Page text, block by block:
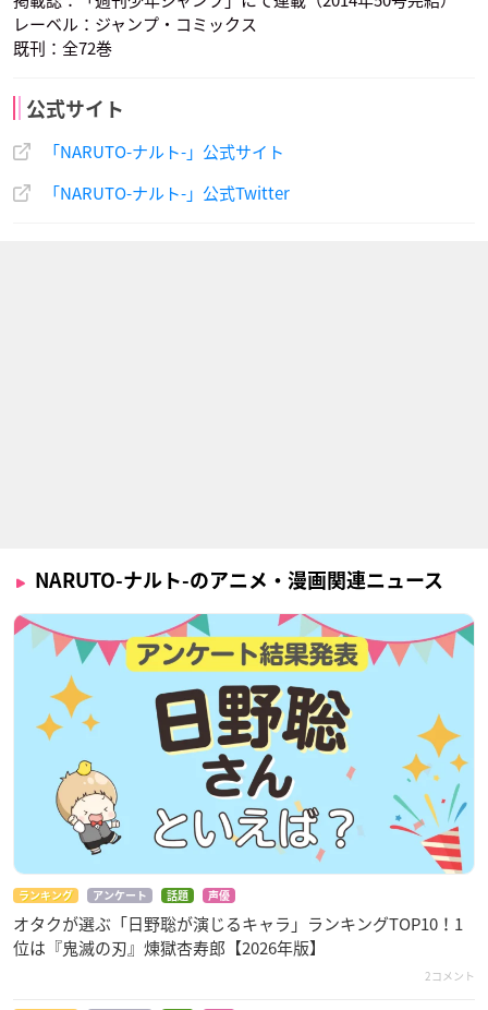
レーベル：ジャンプ・コミックス
既刊：全72巻
公式サイト
「NARUTO-ナルト-」公式サイト
「NARUTO-ナルト-」公式Twitter
NARUTO-ナルト-のアニメ・漫画関連ニュース
ランキング アンケート 話題 声優
オタクが選ぶ「日野聡が演じるキャラ」ランキングTOP10！1
位は『鬼滅の刃』煉󠄁獄杏寿郎【2026年版】
2コメント